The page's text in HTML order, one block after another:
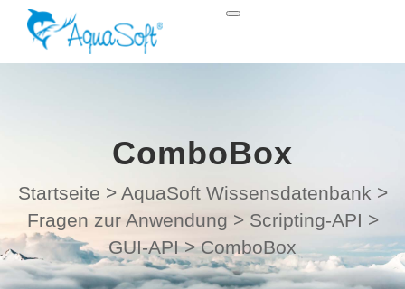
ComboBox
Startseite > AquaSoft Wissensdatenbank >
Fragen zur Anwendung > Scripting-API >
GUI-API > ComboBox